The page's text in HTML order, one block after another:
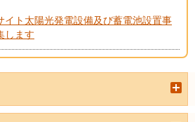
イト太陽光発電設備及び蓄電池設置事
します